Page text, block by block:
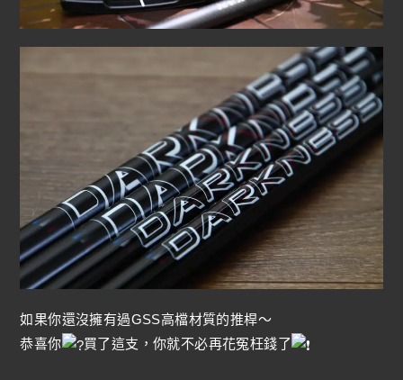
如果你還沒擁有過GSS高檔材質的推桿～
恭喜你
買了這支，你就不必再花冤枉錢了